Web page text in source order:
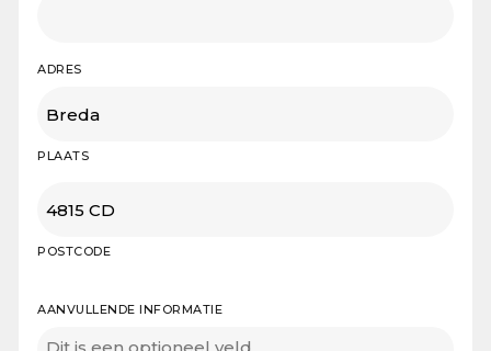
ADRES
PLAATS
POSTCODE
AANVULLENDE INFORMATIE